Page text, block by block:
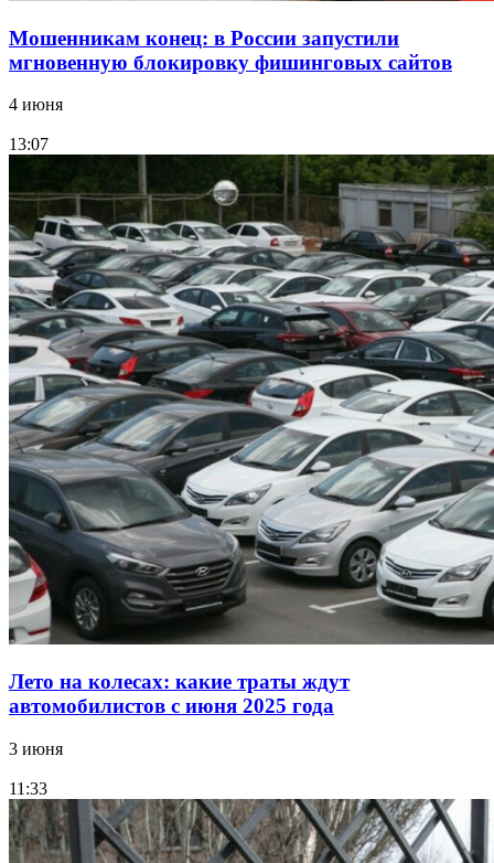
Мошенникам конец: в России запустили
мгновенную блокировку фишинговых сайтов
4 июня
13:07
Лето на колесах: какие траты ждут
автомобилистов с июня 2025 года
3 июня
11:33